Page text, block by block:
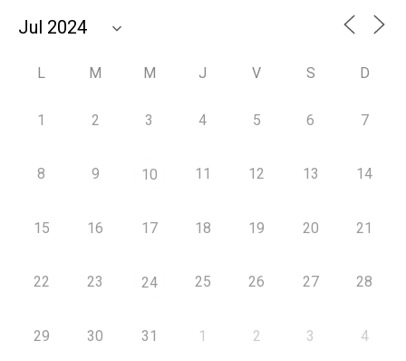
L M M J V S D
1 2 3 4 5 6 7
8 9 10 11 12 13 14
15 16 17 18 19 20 21
22 23 24 25 26 27 28
29 30 31 1 2 3 4